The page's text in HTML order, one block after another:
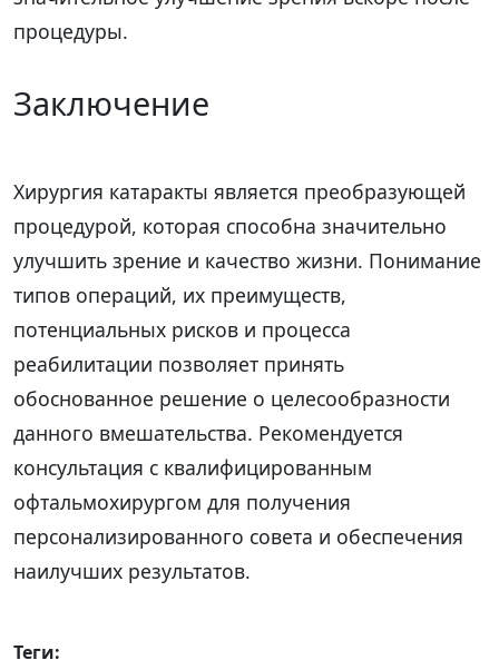
процедуры.
Заключение
Хирургия катаракты является преобразующей
процедурой, которая способна значительно
улучшить зрение и качество жизни. Понимание
типов операций, их преимуществ,
потенциальных рисков и процесса
реабилитации позволяет принять
обоснованное решение о целесообразности
данного вмешательства. Рекомендуется
консультация с квалифицированным
офтальмохирургом для получения
персонализированного совета и обеспечения
наилучших результатов.
Теги: